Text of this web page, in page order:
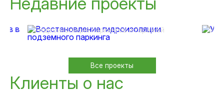
гидроизоляции подземного
Гидроизоляция паркингов и гаражей
Все проекты
Клиенты о нас